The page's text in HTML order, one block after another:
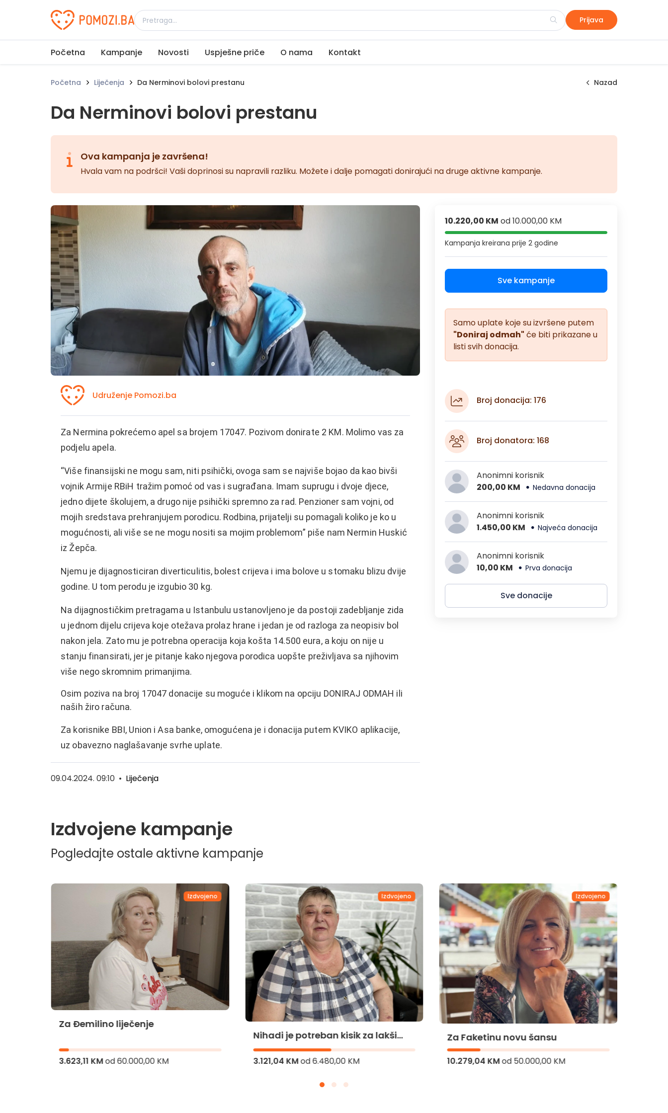
Udruženje Pomozi.ba Prijava
Početna Kampanje Novosti Uspješne priče O nama Kontakt
Početna Liječenja Da Nerminovi bolovi prestanu Nazad
Da Nerminovi bolovi prestanu
Ova kampanja je završena!
Hvala vam na podršci! Vaši doprinosi su napravili razliku. Možete i dalje pomagati donirajući na druge aktivne kampanje.
Udruženje Pomozi.ba
Za Nermina pokrećemo apel sa brojem 17047. Pozivom donirate 2 KM. Molimo vas za
podjelu apela.
“Više finansijski ne mogu sam, niti psihički, ovoga sam se najviše bojao da kao bivši
vojnik Armije RBiH tražim pomoć od vas i sugrađana. Imam suprugu i dvoje djece,
jedno dijete školujem, a drugo nije psihički spremno za rad. Penzioner sam vojni, od
mojih sredstava prehranjujem porodicu. Rodbina, prijatelji su pomagali koliko je ko u
mogućnosti, ali više se ne mogu nositi sa mojim problemom” piše nam Nermin Huskić
iz Žepča.
Njemu je dijagnosticiran diverticulitis, bolest crijeva i ima bolove u stomaku blizu dvije
godine. U tom perodu je izgubio 30 kg.
Na dijagnostičkim pretragama u Istanbulu ustanovljeno je da postoji zadebljanje zida
u jednom dijelu crijeva koje otežava prolaz hrane i jedan je od razloga za neopisiv bol
nakon jela. Zato mu je potrebna operacija koja košta 14.500 eura, a koju on nije u
stanju finansirati, jer je pitanje kako njegova porodica uopšte preživljava sa njihovim
više nego skromnim primanjima.
Osim poziva na broj 17047 donacije su moguće i klikom na opciju DONIRAJ ODMAH ili
naših žiro računa.
Za korisnike BBI, Union i Asa banke, omogućena je i donacija putem KVIKO aplikacije,
uz obavezno naglašavanje svrhe uplate.
09.04.2024. 09:10 • Liječenja
10.220,00 KM od10.000,00 KM
Kampanja kreiranaprije 2 godine
Sve kampanje
Samo uplate koje su izvršene putem
"Doniraj odmah" će biti prikazane u
listi svih donacija.
Broj donacija: 176
Broj donatora: 168
Anonimni korisnik
200,00 KM
Nedavna donacija
Anonimni korisnik
1.450,00 KM
Najveća donacija
Anonimni korisnik
10,00 KM
Prva donacija
Sve donacije
Izdvojene kampanje
Pogledajte ostale aktivne kampanje
Izdvojeno
Za Đemilino liječenje
3.623,11 KMod60.000,00 KM
Izdvojeno
Nihadi je potreban kisik za lakši
život
3.121,04 KMod6.480,00 KM
Izdvojeno
Za Faketinu novu šansu
10.279,04 KMod 50.000,00 KM